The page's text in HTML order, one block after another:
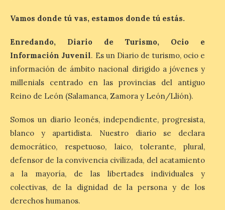
acontecimiento histórico.
día, este viernes 8 de
agosto se celebrado una nueva jornada de
observación solar pública en la Plaza
Gaudí. El Ayuntamiento de Astorga
continúa ultimando los preparativos para
[…]
La Guardia Civil de León
establecerá un dispositivo
de seguridad para
garantizar el desarrollo
del eclipse solar total del
próximo 12 de agosto
9 Ago 2026
Vamos donde tú vas, estamos donde tú estás.
Enredando, Diario de Turismo, Ocio e
Información Juvenil. Es un Diario de turismo, ocio e
información de ámbito nacional dirigido a jóvenes y
millenials centrado en las provincias del antiguo
Reino de León (Salamanca, Zamora y León/Llión).
Somos un diario leonés, independiente, progresista,
blanco y apartidista. Nuestro diario se declara
democrático, respetuoso, laico, tolerante, plural,
defensor de la convivencia civilizada, del acatamiento
a la mayoría, de las libertades individuales y
colectivas, de la dignidad de la persona y de los
derechos humanos.